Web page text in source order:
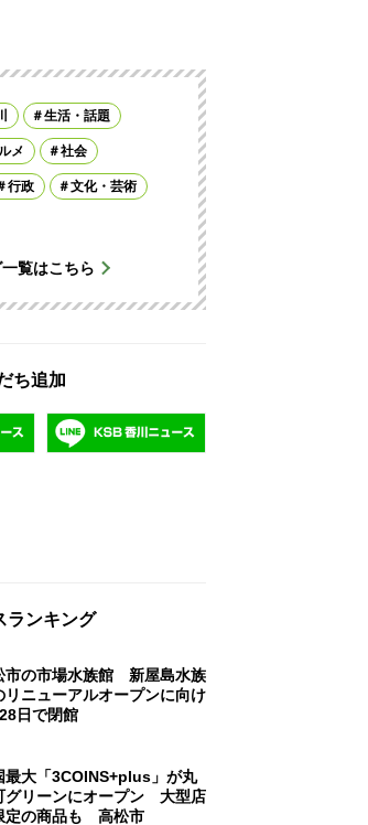
生活・話題
メ 社会
行政 文化・芸術
覧はこちら
ち追加
ランキング
市の市場水族館 新屋島水族
リニューアルオープンに向け
日で閉館
最大「3COINS+plus」が丸
グリーンにオープン 大型店
定の商品も 高松市